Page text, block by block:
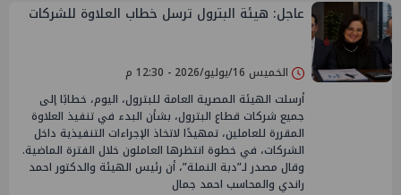
عاجل: هيئة البترول ترسل خطاب العلاوة للشركات
الخميس 16/يوليو/2026 - 12:30 م
أرسلت الهيئة المصرية العامة للبترول، اليوم، خطابًا إلى
جميع شركات قطاع البترول، بشأن البدء في تنفيذ العلاوة
المقررة للعاملين، تمهيدًا لاتخاذ الإجراءات التنفيذية داخل
الشركات، في خطوة انتظرها العاملون خلال الفترة الماضية.
وقال مصدر لـ”دبة النملة”، أن رئيس الهيئة والدكتور احمد
راندي والمحاسب احمد جمال